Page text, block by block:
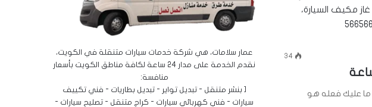
غاز مكيف السيارة،
34
عليك فعله هو
عمار سلامات، هي شركة خدمات سيارات متنقلة في الكويت،
نقدم الخدمة على مدار 24 ساعة لكافة مناطق الكويت بأسعار
منافسة:
[ بنشر متنقل - تبديل تواير - تبديل بطاريات - فني تكييف
سيارات - فني كهربائي سيارات - كراج متنقل - تصليح سيارات -